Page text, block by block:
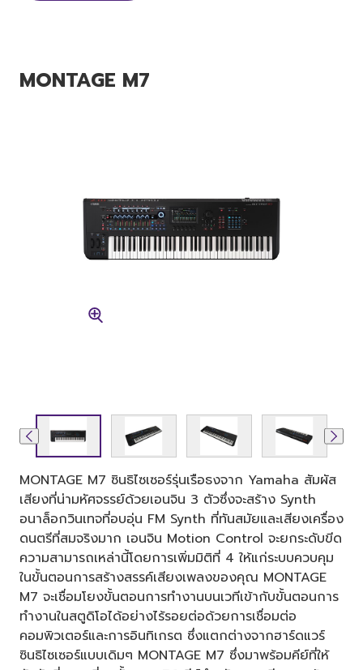
MONTAGE M7
MONTAGE M7 ซินธิไซเซอร์รุ่นเรือธงจาก Yamaha สัมผัส
เสียงที่น่ามหัศจรรย์ด้วยเอนจิน 3 ตัวซึ่งจะสร้าง Synth
อนาล็อกวินเทจที่อบอุ่น FM Synth ที่ทันสมัยและเสียงเครื่อง
ดนตรีที่สมจริงมาก เอนจิน Motion Control จะยกระดับขีด
ความสามารถเหล่านี้โดยการเพิ่มมิติที่ 4 ให้แก่ระบบควบคุม
ในขั้นตอนการสร้างสรรค์เสียงเพลงของคุณ MONTAGE
M7 จะเชื่อมโยงขั้นตอนการทำงานบนเวทีเข้ากับขั้นตอนการ
ทำงานในสตูดิโอได้อย่างไร้รอยต่อด้วยการเชื่อมต่อ
คอมพิวเตอร์และการอินทิเกรต ซึ่งแตกต่างจากฮาร์ดแวร์
ซินธิไซเซอร์แบบเดิมๆ MONTAGE M7 ซึ่งมาพร้อมคีย์ที่ให้